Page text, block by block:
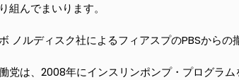
組んでまいります。
ノルディスク社によるフィアスプのPBSから
党は、2008年にインスリンポンプ・プログラ